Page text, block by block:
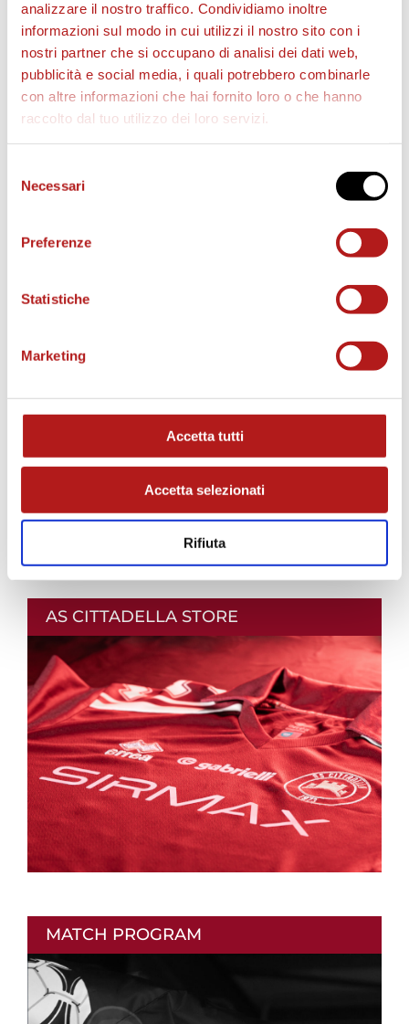
analizzare il nostro traffico. Condividiamo inoltre
informazioni sul modo in cui utilizzi il nostro sito con i
nostri partner che si occupano di analisi dei dati web,
pubblicità e social media, i quali potrebbero combinarle
con altre informazioni che hai fornito loro o che hanno
raccolto dal tuo utilizzo dei loro servizi.
delNecessari
Preferenze
Statistiche
Marketing
Accetta tutti
Accetta selezionati
Rifiuta
STAGIONE 2026/27
BIGLIETTI
AS CITTADELLA STORE
MATCH PROGRAM